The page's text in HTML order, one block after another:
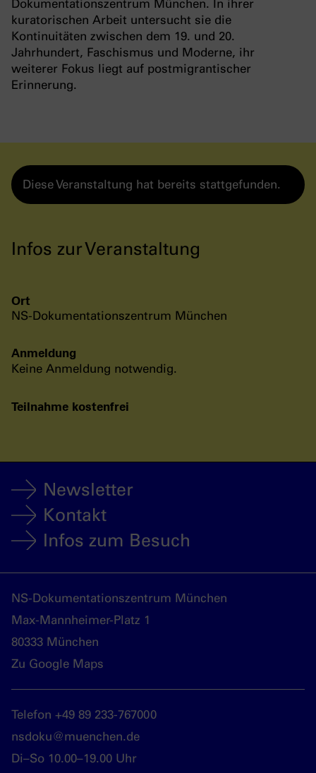
Dokumentationszentrum München. In ihrer
kuratorischen Arbeit untersucht sie die
Kontinuitäten zwischen dem 19. und 20.
Jahrhundert, Faschismus und Moderne, ihr
weiterer Fokus liegt auf postmigrantischer
Erinnerung.
Diese Veranstaltung hat bereits stattgefunden.
Infos zur Veranstaltung
Ort
NS-Dokumentationszentrum München
Anmeldung
Keine Anmeldung notwendig.
Teilnahme kostenfrei
Newsletter
Kontakt
Infos zum Besuch
NS-Dokumentationszentrum München
Max-Mannheimer-Platz 1
80333 München
Zu Google Maps
Telefon +49 89 233-767000
nsdoku@muenchen.de
Di–So 10.00–19.00 Uhr